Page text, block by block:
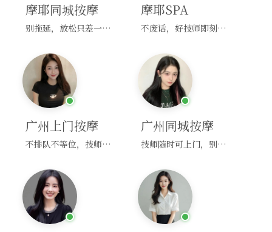
摩耶同城按摩
别拖延，放松只差一次点击！
摩耶SPA
不废话，好技师即刻上门，约！
广州上门按摩
不排队不等位，技师直奔你家！
广州同城按摩
技师随时可上门，别啰嗦，赶紧约！